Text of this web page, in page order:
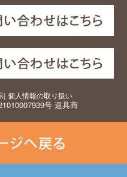
| 個人情報の取り扱い
号 道具商